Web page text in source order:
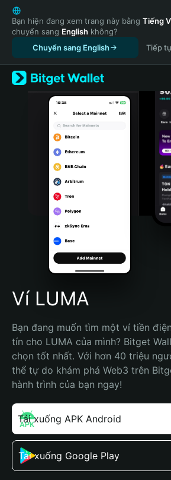
English
日本語
Tiếng Việt
Русский
Español (Latinoamérica)
Türkçe
Italiano
Português (Portugal)
Bahasa Indonesia
Português (Brasil)
Español (Argentina)
Bạn hiện đang xem trang này bằng Tiếng
chuyển sang English không?
Chuyển sang English
Tiếp
Ví LUMA
Bạn đang muốn tìm một ví tiền
tín cho LUMA của mình? Bitget
chọn tốt nhất. Với hơn 40 triệu
thể tự do khám phá Web3 trên
hành trình của bạn ngay!
Tải xuống APK Android
Tải xuống Google Play